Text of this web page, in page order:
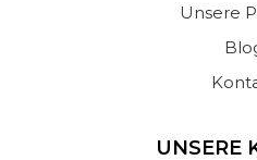
Unsere
UNSERE